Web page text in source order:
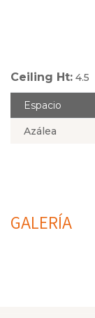
Ceiling Ht: 4.5
Espacio
Azálea
GALERÍA